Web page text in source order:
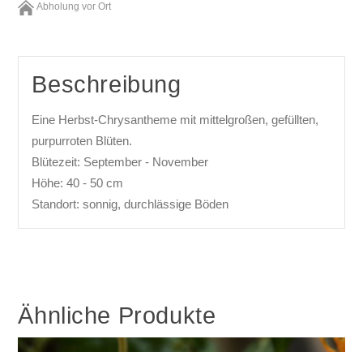
Abholung vor Ort
Beschreibung
Eine Herbst-Chrysantheme mit mittelgroßen, gefüllten,
purpurroten Blüten.
Blütezeit: September - November
Höhe: 40 - 50 cm
Standort: sonnig, durchlässige Böden
Ähnliche Produkte